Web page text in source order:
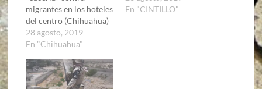
migrantes en los hoteles
del centro (Chihuahua)
28 agosto, 2019
En "Chihuahua"
En "CINTILLO"